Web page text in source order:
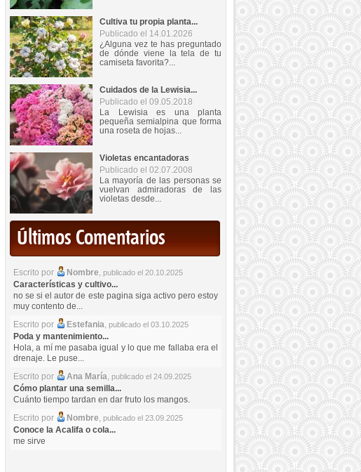
Cultiva tu propia planta...
Publicado el 14.01.2026
¿Alguna vez te has preguntado
de dónde viene la tela de tu
camiseta favorita?...
Cuidados de la Lewisia...
Publicado el 09.05.2018
La Lewisia es una planta
pequeña semialpina que forma
una roseta de hojas...
Violetas encantadoras
Publicado el 02.07.2008
La mayoría de las personas se
vuelvan admiradoras de las
violetas desde...
Últimos Comentarios
Escrito por Nombre, publicado el 20.10.2025
Características y cultivo...
no se si el autor de este pagina siga activo pero estoy
muy contento de...
Escrito por
Estefania, publicado el 03.10.2025
Poda y mantenimiento...
Hola, a mí me pasaba igual y lo que me fallaba era el
drenaje. Le puse...
Escrito por
Ana María, publicado el 24.09.2025
Cómo plantar una semilla...
Cuánto tiempo tardan en dar fruto los mangos.
Escrito por
Nombre, publicado el 23.09.2025
Conoce la Acalifa o cola...
me sirve